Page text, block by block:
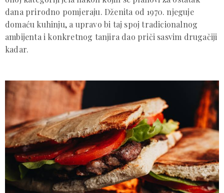
dana prirodno pomjeraju. Dženita od 1970. njeguje
domaću kuhinju, a upravo bi taj spoj tradicionalnog
ambijenta i konkretnog tanjira dao priči sasvim drugačiji
kadar.